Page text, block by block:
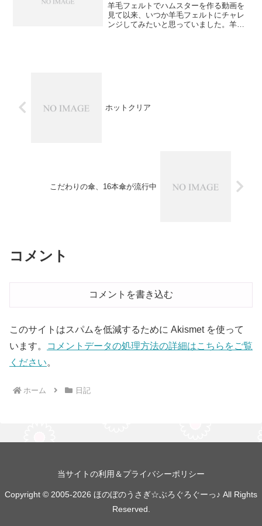
羊毛フェルトでハムスターを作る動画を
見て以来、いつか羊毛フェルトにチャレ
ンジしてみたいと思っていました。羊毛
ホットクリア
こだわりの傘、16本傘が流行中
コメント
コメントを書き込む
このサイトはスパムを低減するために Akismet を使って
います。
コメントデータの処理方法の詳細はこちらをご覧
ください。
ホーム 日記
当サイトの利用＆プライバシーポリシー
Copyright © 2005-2026 ほのぼのうさぎ☆ぶろぐろぐーっ♪ All Rights
Reserved.